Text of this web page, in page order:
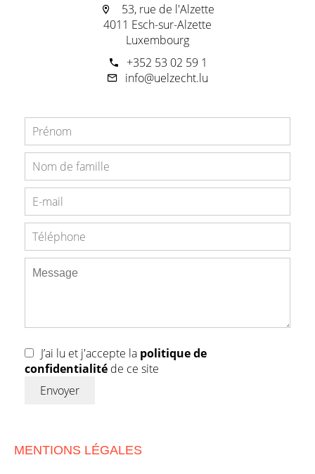
53, rue de l'Alzette
4011 Esch-sur-Alzette
Luxembourg
+352 53 02 59 1
info@uelzecht.lu
J’ai lu et j'accepte la politique de
confidentialité de ce site
Envoyer
MENTIONS LÉGALES